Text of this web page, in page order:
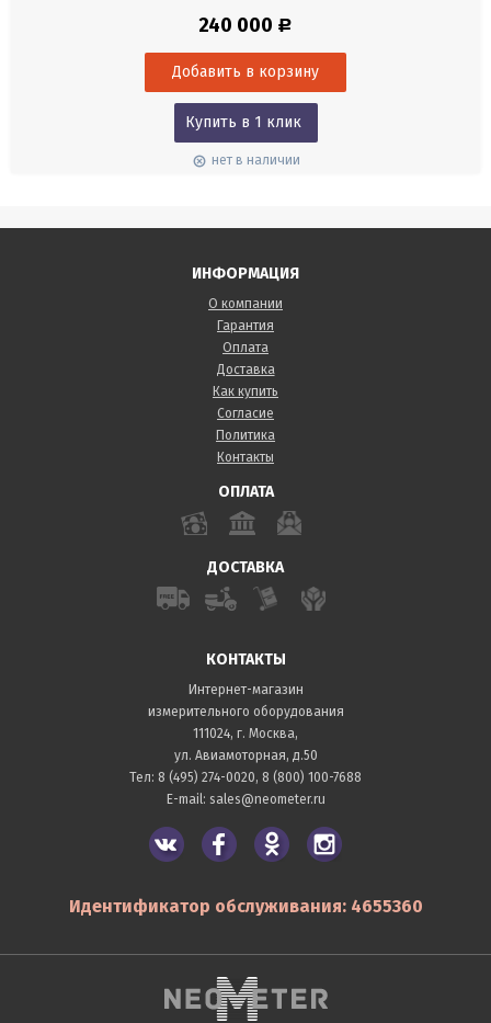
прибор со съемным корпусом гарантирует точный расчет
балометром testo 420 Вы можете быстро и точно провести...
240 000 Р
Купить в 1 клик
нет в наличии
ИНФОРМАЦИЯ
О компании
Гарантия
Оплата
Доставка
Как купить
Согласие
Политика
Контакты
ОПЛАТА
ДОСТАВКА
КОНТАКТЫ
Интернет-магазин
измерительного оборудования
111024, г. Москва,
ул. Авиамоторная, д.50
Тел: 8 (495) 274-0020, 8 (800) 100-7688
E-mail: sales@neometer.ru
Идентификатор обслуживания: 4655360